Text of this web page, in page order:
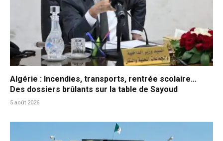
Algérie : Incendies, transports, rentrée scolaire…
Des dossiers brûlants sur la table de Sayoud
5 août 2026